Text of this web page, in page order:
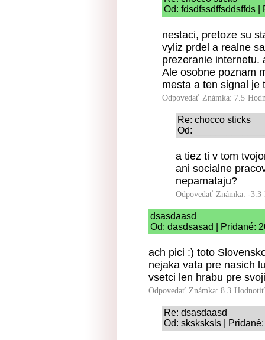
Od: fdsdfssdffsddsffds
nestaci, pretoze su
vyliz prdel a realne
prezeranie internetu.
Ale osobne poznam
mesta a ten signal je
Odpovedať Známka: 7.5
Re: chocco sticks
Od:
a tiez ti v tom
ani socialne
nepamataju?
Odpovedať Známka: -3.3
dsasdaasd
Od: dasdsasad | Pridané:
ach pici :) toto
nejaka vata pre nasich
vsetci len hrabu pre
Odpovedať Známka: 8.3
Re: dsasdaasd
Od: sksksksls |